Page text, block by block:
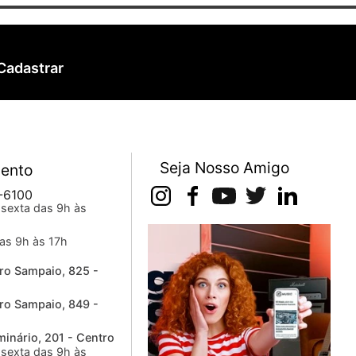
das 9h às
9h às 17h
Sampaio, 825 -
Sampaio, 849 -
201 - Centro
das 9h às
Seja Nosso Amigo